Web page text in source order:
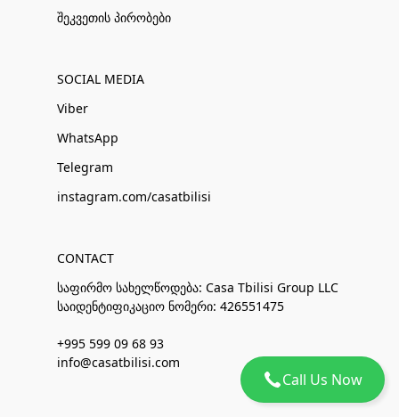
Call Us Now
შეკვეთის პირობები
SOCIAL MEDIA
Viber
WhatsApp
Telegram
instagram.com/casatbilisi
CONTACT
საფირმო სახელწოდება: Casa Tbilisi Group LLC
საიდენტიფიკაციო ნომერი: 426551475
+995 599 09 68 93
info@casatbilisi.com